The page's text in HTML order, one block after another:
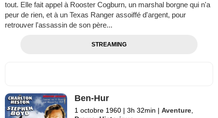
tout. Elle fait appel à Rooster Cogburn, un marshal borgne qui n'a
peur de rien, et à un Texas Ranger assoiffé d'argent, pour
retrouver l'assassin de son père...
STREAMING
Ben-Hur
1 octobre 1960 | 3h 32min | Aventure